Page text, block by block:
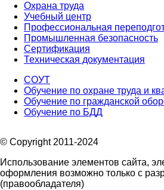
Охрана труда
Учебный центр
Профессиональная
Промышленная безопасность
Сертификация
Техническая документация
СОУТ
Обучение по охране труда и
Обучение по гражданской
Обучение по БДД
© Copyright 2011-2024
Использование элементов сайта,
оформления возможно только с
(правообладателя)